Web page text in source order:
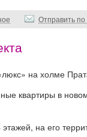
Отправить по
на холме
квартиры в
на его